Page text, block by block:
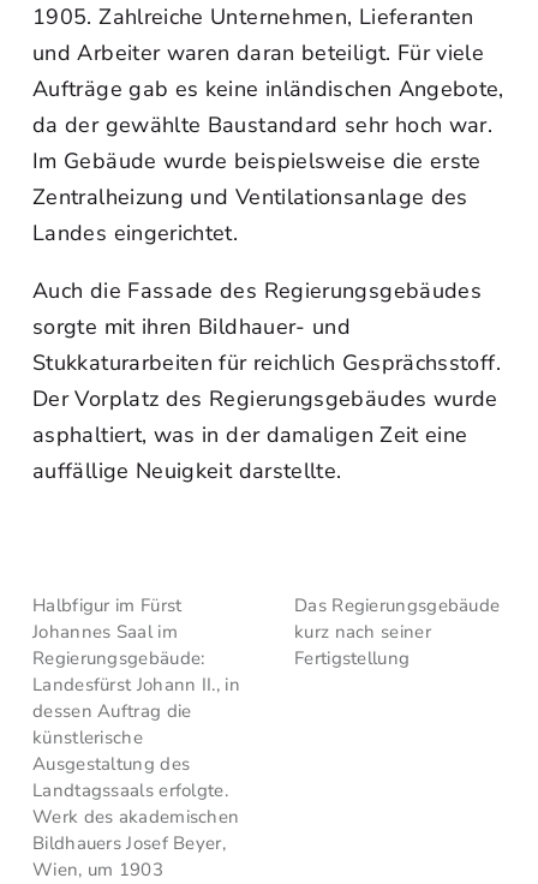
1905. Zahlreiche Unternehmen, Lieferanten
und Arbeiter waren daran beteiligt. Für viele
Aufträge gab es keine inländischen Angebote,
da der gewählte Baustandard sehr hoch war.
Im Gebäude wurde beispielsweise die erste
Zentralheizung und Ventilationsanlage des
Landes eingerichtet.
Auch die Fassade des Regierungsgebäudes
sorgte mit ihren Bildhauer- und
Stukkaturarbeiten für reichlich Gesprächsstoff.
Der Vorplatz des Regierungsgebäudes wurde
asphaltiert, was in der damaligen Zeit eine
auffällige Neuigkeit darstellte.
Halbfigur im Fürst
Johannes Saal im
Regierungsgebäude:
Landesfürst Johann II., in
dessen Auftrag die
künstlerische
Ausgestaltung des
Landtagssaals erfolgte.
Werk des akademischen
Bildhauers Josef Beyer,
Wien, um 1903
Das Regierungsgebäude
kurz nach seiner
Fertigstellung